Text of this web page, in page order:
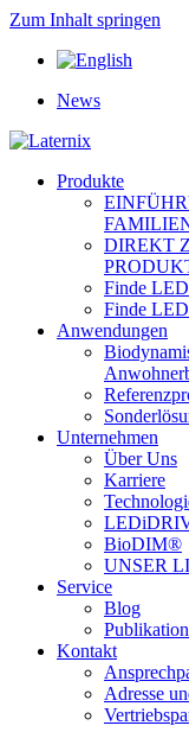
Zum Inhalt springen
News
Produkte
DIREKT
Finde
Finde
Anwendungen
Unternehmen
Über Uns
Karriere
BioDIM®
UNSER
Service
Blog
Kontakt
Adresse